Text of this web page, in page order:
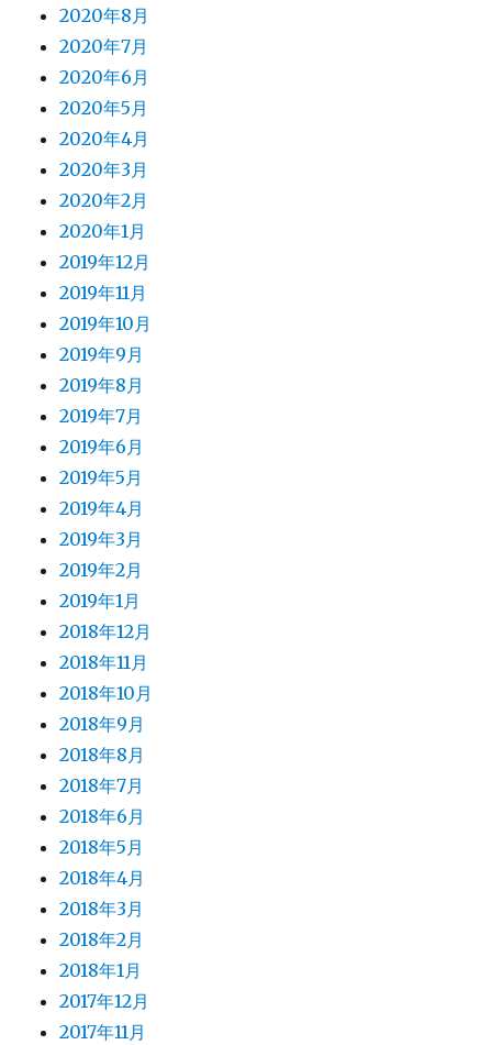
2020年8月
2020年7月
2020年6月
2020年5月
2020年4月
2020年3月
2020年2月
2020年1月
2019年12月
2019年11月
2019年10月
2019年9月
2019年8月
2019年7月
2019年6月
2019年5月
2019年4月
2019年3月
2019年2月
2019年1月
2018年12月
2018年11月
2018年10月
2018年9月
2018年8月
2018年7月
2018年6月
2018年5月
2018年4月
2018年3月
2018年2月
2018年1月
2017年12月
2017年11月